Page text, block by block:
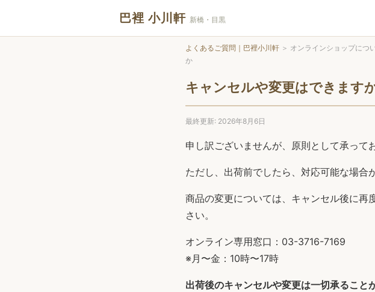
巴裡 小川軒 新橋・目黒
よくあるご質問｜巴裡小川軒 ＞ オンラインショップにつ
か
キャンセルや変更はできます
最終更新: 2026年8月6日
申し訳ございませんが、原則として承って
ただし、出荷前でしたら、対応可能な場合
商品の変更については、キャンセル後に再
さい。
オンライン専用窓口：03-3716-7169
※月〜金：10時〜17時
出荷後のキャンセルや変更は一切承ること